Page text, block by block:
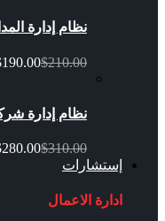
نظام إدارة
$210.00
نظام إدارة
$310.00
إستشارات
ادارة الاعمال